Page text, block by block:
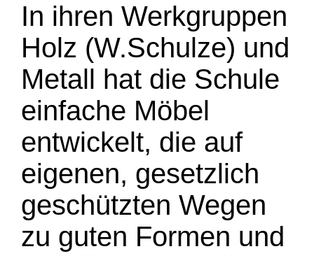
In ihren Werkgruppen
Holz (W.Schulze) und
Metall hat die Schule
einfache Möbel
entwickelt, die auf
eigenen, gesetzlich
geschützten Wegen
zu guten Formen und